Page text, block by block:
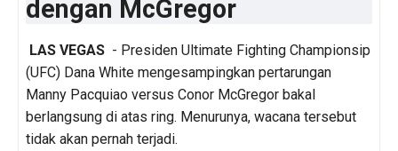
LAS VEGAS - Presiden Ultimate Fighting Championsip
(UFC) Dana White mengesampingkan pertarungan
Manny Pacquiao versus Conor McGregor bakal
berlangsung di atas ring. Menurunya, wacana tersebut
tidak akan pernah terjadi.